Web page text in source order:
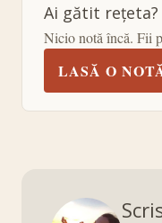
Ai gătit rețeta?
Nicio notă încă. Fii
LASĂ O